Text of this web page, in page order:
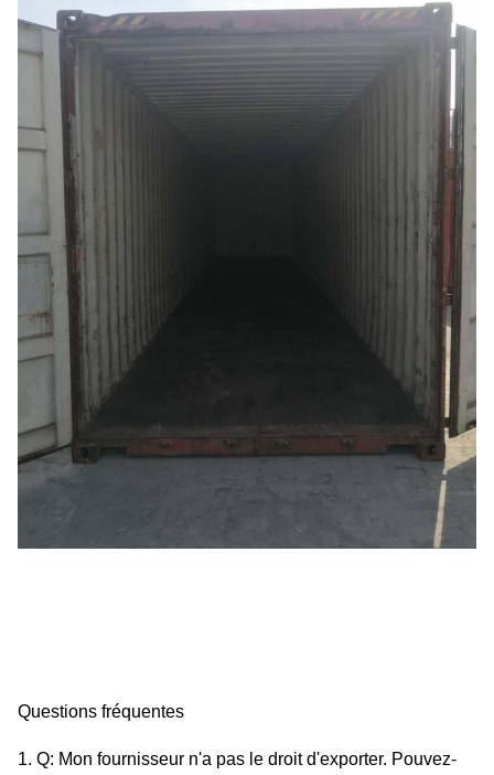
Questions fréquentes
1. Q: Mon fournisseur n'a pas le droit d'exporter. Pouvez-